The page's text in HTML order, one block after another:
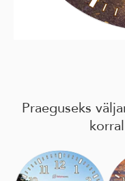
Praeguseks